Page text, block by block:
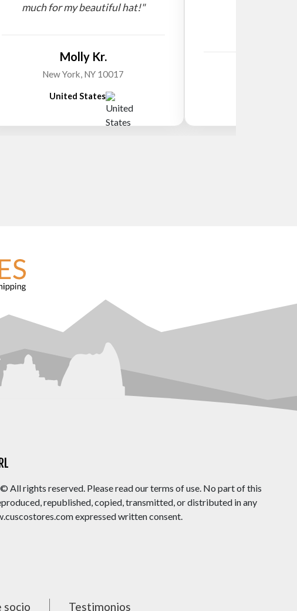
much for my beautiful hat!"
Molly Kr.
New York, NY 10017
United States
All rights reserved. Please read our terms of use. No part of this
republished, copied, transmitted, or distributed in any
expressed written consent.
socio Testimonios